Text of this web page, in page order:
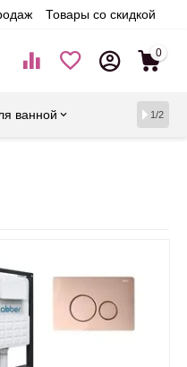
Товары со скидкой
0
ванной 1/2